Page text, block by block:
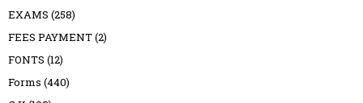
EXAMS (258)
FEES PAYMENT(2)
FONTS (12)
Forms (440)